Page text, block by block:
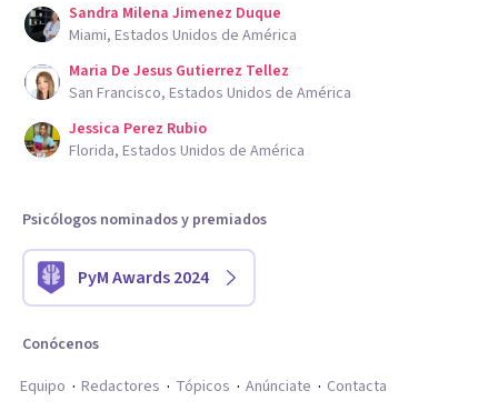
Sandra Milena Jimenez Duque
Miami, Estados Unidos de América
Maria De Jesus Gutierrez Tellez
San Francisco, Estados Unidos de América
Jessica Perez Rubio
Florida, Estados Unidos de América
Psicólogos nominados y premiados
PyM Awards 2024
Conócenos
Equipo
Redactores Tópicos Anúnciate Contacta